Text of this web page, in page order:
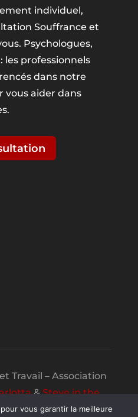
individuel,
Souffrance et
Psychologues,
les professionnels
dans notre
vous aider dans
Travail – Association
&Steve in the
vous garantir la meilleure